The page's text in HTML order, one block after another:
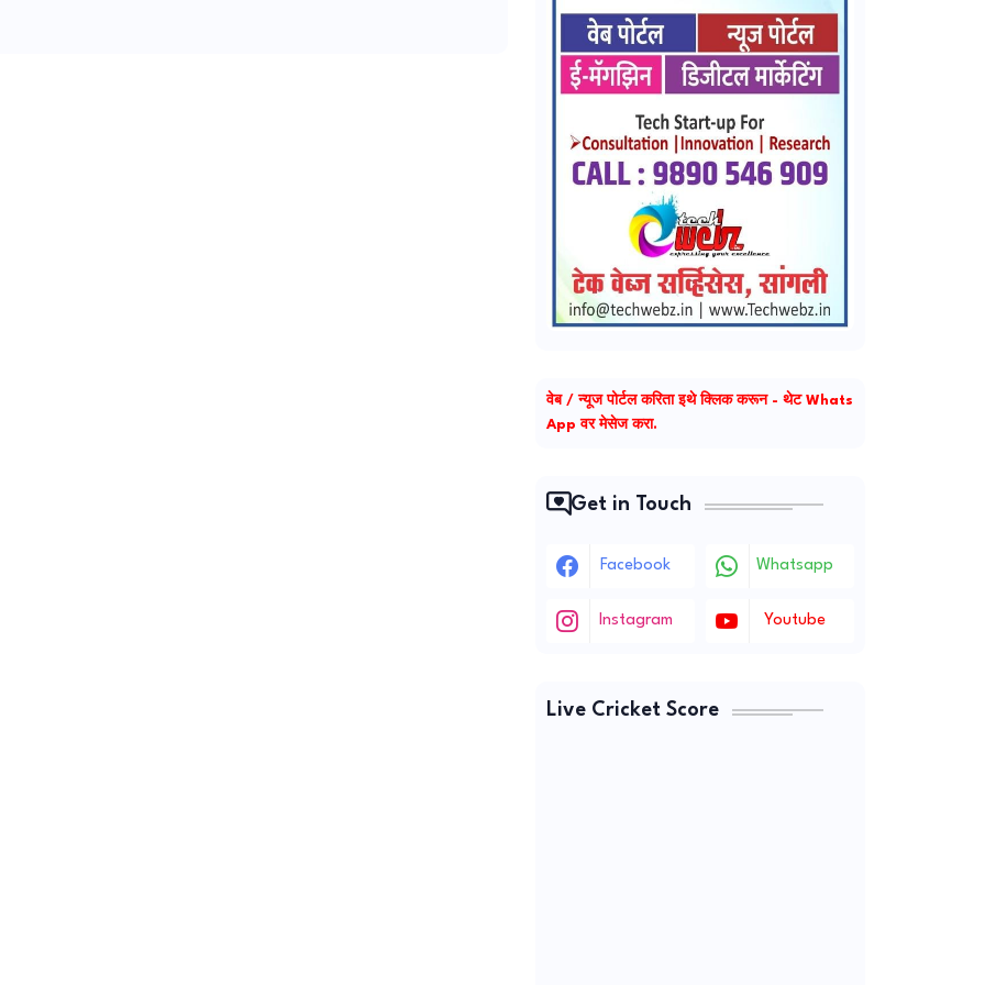
वेब / न्यूज पोर्टल करिता इथे क्लिक करून - थेट Whats
App वर मेसेज करा.
Get in Touch
Facebook Whatsapp
Instagram Youtube
Live Cricket Score